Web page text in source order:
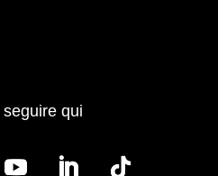
qui